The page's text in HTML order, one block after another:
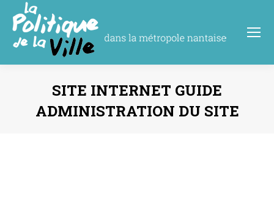
SITE INTERNET GUIDE
ADMINISTRATION DU SITE